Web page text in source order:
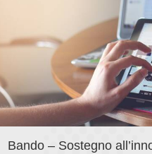
Bando – Sostegno